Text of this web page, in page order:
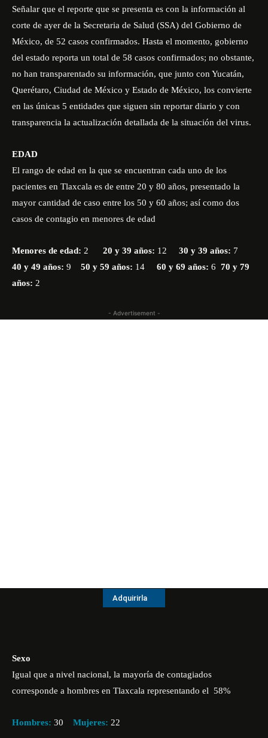
Señalar que el reporte que se presenta es con la información al
corte de ayer de la Secretaria de Salud (SSA) del Gobierno de
México, de 52 casos confirmados. Hasta el momento, gobierno
del estado reporta un total de 58 casos confirmados; no obstante,
no han transparentado su información, que junto con Yucatán,
Querétaro, Ciudad de México y Estado de México, los convierte
en las únicas 5 entidades que siguen sin reportar diario y con
transparencia la actualización detallada de la situación del virus.
EDAD
El rango de edad en la que se encuentran cada uno de los
pacientes en Tlaxcala es de entre 20 y 80 años, presentado la
mayor cantidad de caso entre los 50 y 60 años; así como dos
casos de contagio en menores de edad
Menores de edad: 2 20 y 39 años: 12 30 y 39 años: 7
40 y 49 años: 9 50 y 59 años: 14 60 y 69 años: 6 70 y 79
años: 2
- Advertisement -
Adquirirla
Sexo
Igual que a nivel nacional, la mayoría de contagiados
corresponde a hombres en Tlaxcala representando el 58%
Hombres: 30 Mujeres: 22